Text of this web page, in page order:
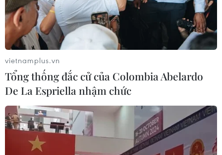
vietnamplus.vn
Tổng thống đắc cử của Colombia Abelardo
De La Espriella nhậm chức